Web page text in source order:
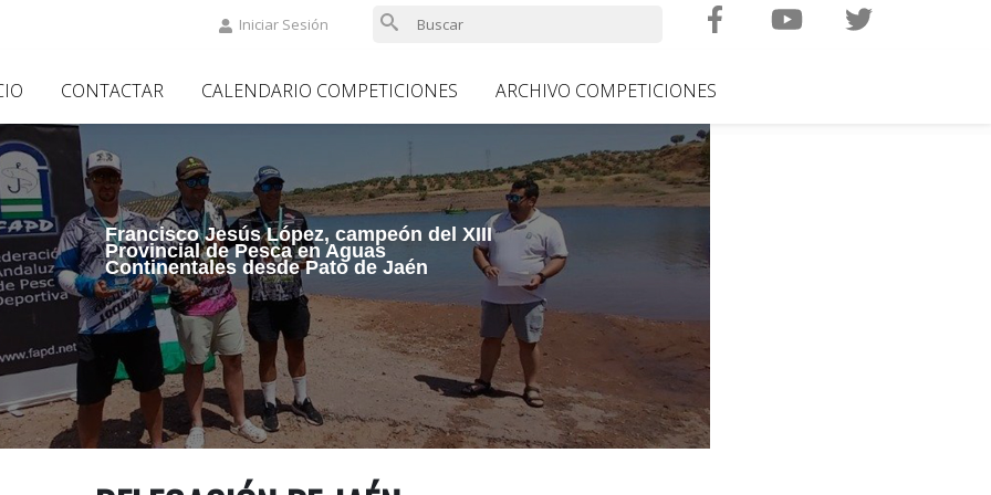
Iniciar Sesión Search
CONTACTAR CALENDARIO COMPETICIONES ARCHIVO COMPETICIONES
Francisco Jesús López, campeón del XIII
Provincial de Pesca en Aguas
Continentales desde Pato de Jaén